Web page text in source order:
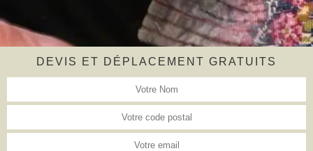
DEVIS ET DÉPLACEMENT GRATUITS